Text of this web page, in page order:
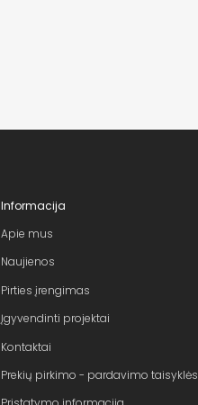
Informacija
Apie mus
Naujienos
Pirties įrengimas
Įgyvendinti projektai
Kontaktai
Prekių pirkimo - pardavimo taisyklės